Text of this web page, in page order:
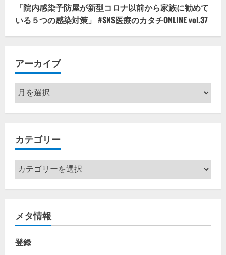
「院内感染予防屋が新型コロナ以前から家族に勧めて
いる５つの感染対策」 #SNS医療のカタチONLINE vol.37
アーカイブ
ア
ー
カ
ブ
カテゴリー
カ
テ
ゴ
ー
メタ情報
登録